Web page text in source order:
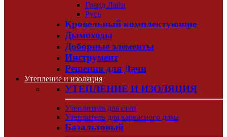
Гранд Лайн
Русь
Кровельный комплектующие
Дымоходы
Доборные элементы
Инструмент
Решения для Дачи
Утепление и изоляция
УТЕПЛЕНИЕ И ИЗОЛЯЦИЯ
Утеплитель для стен
Утеплитель для каркасного дома
Базальтовый